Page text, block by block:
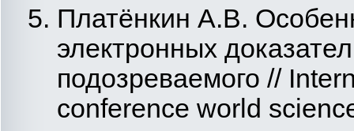
Платёнкин А.В.
электронных
подозреваемого //
conference world